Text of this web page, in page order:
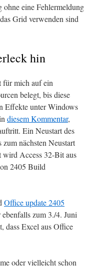
eine Fehlermeldung
Grid verwenden sind
hin
für mich auf ein
belegt, bis diese
Effekte unter Windows
diesem Kommentar,
Ein Neustart des
nächsten Neustart
wird Access 32-Bit aus
2405 Build
Office update 2405
ebenfalls zum 3./4. Juni
dass Excel aus Office
oder vielleicht schon